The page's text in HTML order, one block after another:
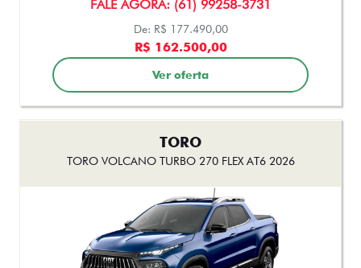
FALE AGORA: (61) 99258-3731
FINANCIAMENTO
De: R$ 177.490,00
R$ 162.500,00
Ver oferta